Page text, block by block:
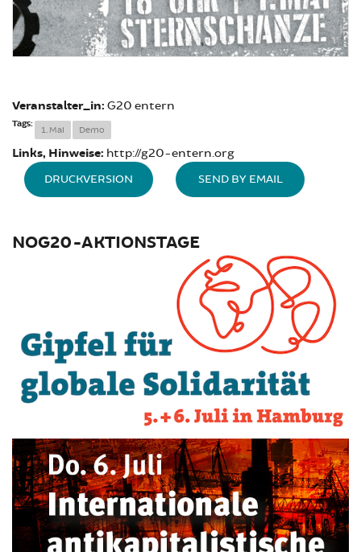
Veranstalter_in: G20 entern
Tags:
1. Mai Demo
Links, Hinweise: http://g20-entern.org
DRUCKVERSION SEND BY EMAIL
NOG20-AKTIONSTAGE